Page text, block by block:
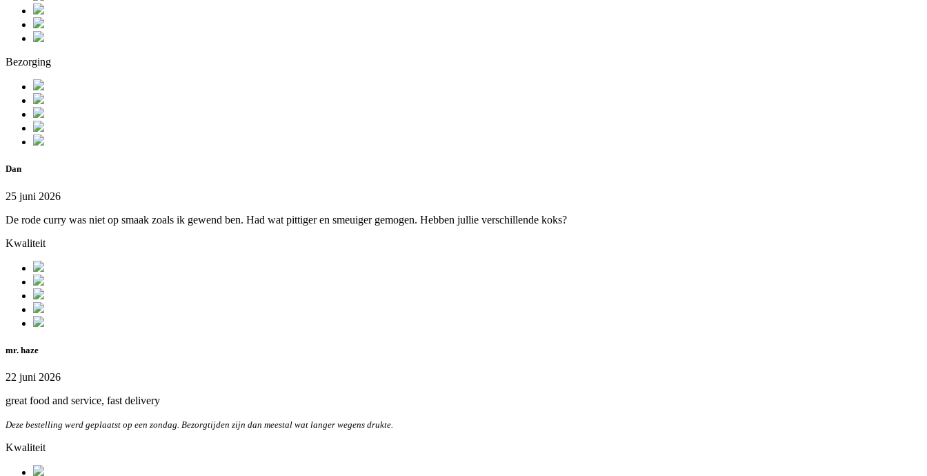
Bezorging
Dan
25 juni 2026
De rode curry was niet op smaak zoals ik gewend ben. Had wat pittiger en smeuiger gemogen. Hebben jullie verschillende koks?
Kwaliteit
mr. haze
22 juni 2026
great food and service, fast delivery
Deze bestelling werd geplaatst op een zondag. Bezorgtijden zijn dan meestal wat langer wegens drukte.
Kwaliteit